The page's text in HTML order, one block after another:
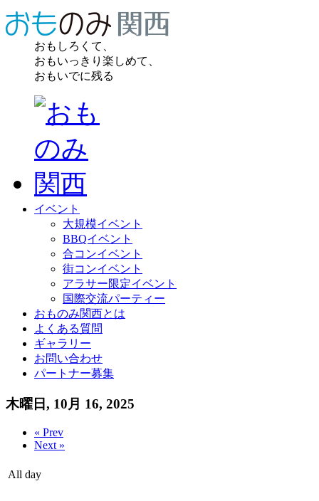
おもしろくて、
おもいっきり楽しめて、
おもいでに残る
イベント
大規模イベント
BBQイベント
合コンイベント
街コンイベント
アラサー限定イベント
国際交流パーティー
おものみ関西とは
よくある質問
ギャラリー
お問い合わせ
パートナー募集
木曜日, 10月 16, 2025
« Prev
Next »
All day